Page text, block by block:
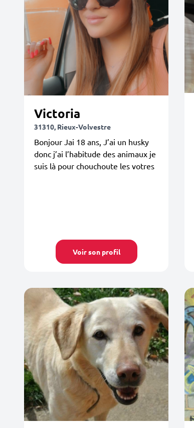
Victoria
31310, Rieux-Volvestre
Bonjour Jai 18 ans, J’ai un husky
donc j’ai l’habitude des animaux je
suis là pour chouchoute les votres
Voir son profil